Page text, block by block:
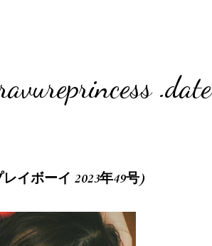
.date
レイボーイ 2023年49号)